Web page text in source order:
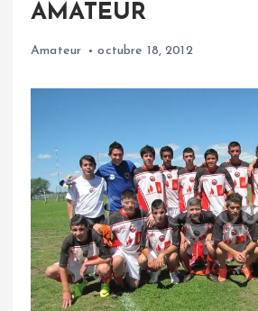
AMATEUR
Amateur octubre 18, 2012